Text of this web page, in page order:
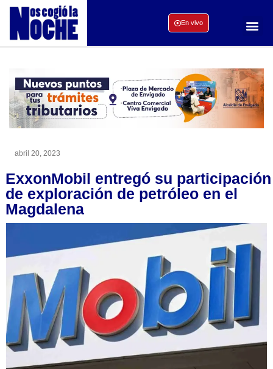
En vivo
abril 20, 2023
ExxonMobil entregó su participación
de exploración de petróleo en el
Magdalena